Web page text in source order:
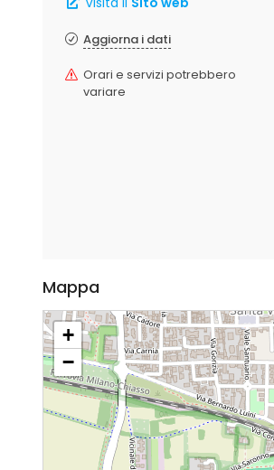
Aggiorna i dati
Orari e servizi potrebbero
variare
Mappa
+
−